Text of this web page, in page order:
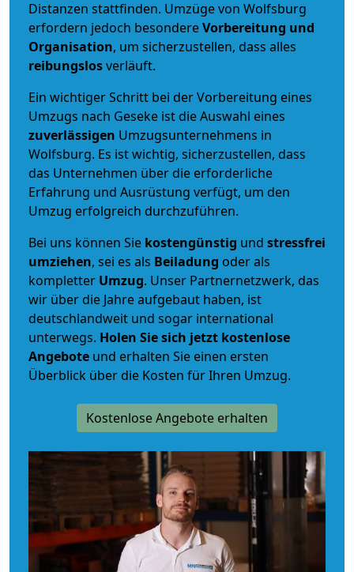
Distanzen stattfinden. Umzüge von Wolfsburg
erfordern jedoch besondereVorbereitung und
Organisation, um sicherzustellen, dass alles
reibungslosverläuft.
Ein wichtiger Schritt bei der Vorbereitung eines
Umzugs nach Geseke ist die Auswahl eines
zuverlässigen Umzugsunternehmens in
Wolfsburg. Es ist wichtig, sicherzustellen, dass
das Unternehmen über die erforderliche
Erfahrung und Ausrüstung verfügt, um den
Umzug erfolgreich durchzuführen.
Bei uns können Sie kostengünstig und stressfrei
umziehen, sei es als Beiladung oder als
kompletter Umzug. Unser Partnernetzwerk, das
wir über die Jahre aufgebaut haben, ist
deutschlandweit und sogar international
unterwegs. Holen Sie sich jetzt kostenlose
Angebote und erhalten Sie einen ersten
Überblick über die Kosten für Ihren Umzug.
Kostenlose Angebote erhalten